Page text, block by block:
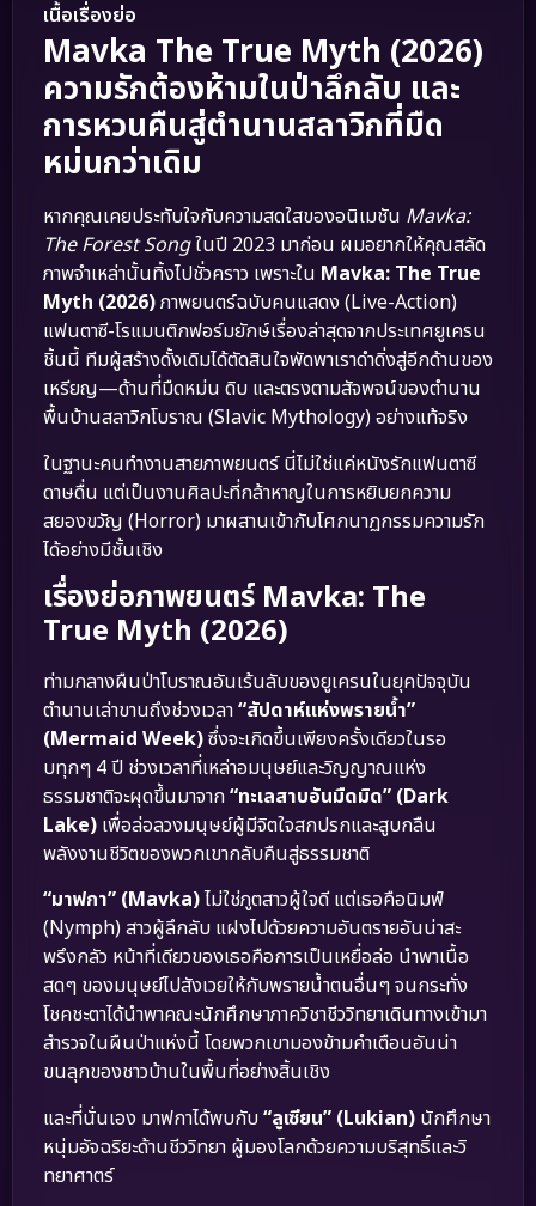
เนื้อเรื่องย่อ
Mavka The True Myth (2026)
ความรักต้องห้ามในป่าลึกลับ และ
การหวนคืนสู่ตำนานสลาวิกที่มืด
หม่นกว่าเดิม
หากคุณเคยประทับใจกับความสดใสของอนิเมชัน Mavka:
The Forest Songในปี 2023 มาก่อน ผมอยากให้คุณสลัด
ภาพจำเหล่านั้นทิ้งไปชั่วคราว เพราะใน Mavka: The True
Myth (2026)ภาพยนตร์ฉบับคนแสดง (Live-Action)
แฟนตาซี-โรแมนติกฟอร์มยักษ์เรื่องล่าสุดจากประเทศยูเครน
ชิ้นนี้ ทีมผู้สร้างดั้งเดิมได้ตัดสินใจพัดพาเราดำดิ่งสู่อีกด้านของ
เหรียญ—ด้านที่มืดหม่น ดิบ และตรงตามสัจพจน์ของตำนาน
พื้นบ้านสลาวิกโบราณ (Slavic Mythology) อย่างแท้จริง
ในฐานะคนทำงานสายภาพยนตร์ นี่ไม่ใช่แค่หนังรักแฟนตาซี
ดาษดื่น แต่เป็นงานศิลปะที่กล้าหาญในการหยิบยกความ
สยองขวัญ (Horror) มาผสานเข้ากับโศกนาฏกรรมความรัก
ได้อย่างมีชั้นเชิง
เรื่องย่อภาพยนตร์ Mavka: The
True Myth (2026)
ท่ามกลางผืนป่าโบราณอันเร้นลับของยูเครนในยุคปัจจุบัน
ตำนานเล่าขานถึงช่วงเวลา“สัปดาห์แห่งพรายน้ำ”
(Mermaid Week)ซึ่งจะเกิดขึ้นเพียงครั้งเดียวในรอ
บทุกๆ 4 ปี ช่วงเวลาที่เหล่าอมนุษย์และวิญญาณแห่ง
ธรรมชาติจะผุดขึ้นมาจาก“ทะเลสาบอันมืดมิด” (Dark
Lake) เพื่อล่อลวงมนุษย์ผู้มีจิตใจสกปรกและสูบกลืน
พลังงานชีวิตของพวกเขากลับคืนสู่ธรรมชาติ
“มาฟกา” (Mavka)ไม่ใช่ภูตสาวผู้ใจดี แต่เธอคือนิมฟ์
(Nymph) สาวผู้ลึกลับ แฝงไปด้วยความอันตรายอันน่าสะ
พรึงกลัว หน้าที่เดียวของเธอคือการเป็นเหยื่อล่อ นำพาเนื้อ
สดๆ ของมนุษย์ไปสังเวยให้กับพรายน้ำตนอื่นๆ จนกระทั่ง
โชคชะตาได้นำพาคณะนักศึกษาภาควิชาชีววิทยาเดินทางเข้ามา
สำรวจในผืนป่าแห่งนี้ โดยพวกเขามองข้ามคำเตือนอันน่า
ขนลุกของชาวบ้านในพื้นที่อย่างสิ้นเชิง
และที่นั่นเอง มาฟกาได้พบกับ“ลูเซียน” (Lukian) นักศึกษา
หนุ่มอัจฉริยะด้านชีววิทยา ผู้มองโลกด้วยความบริสุทธิ์และวิ
ทยาศาตร์